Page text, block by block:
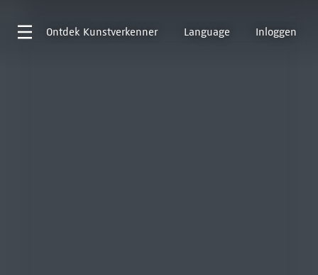
Ontdek Kunstverkenner Language Inloggen